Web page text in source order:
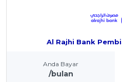
Al Rajhi Bank
Anda Bayar
/bulan